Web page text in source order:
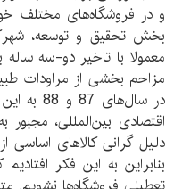
و در فروشگاه‌های مختلف
بخش تحقیق و توسعه،
معمولا با تاخیر دو‌-سه
مزاحم بخشی از مراودات
در
اقتصادی بین‌المللی،
دلیل گرانی کالا‌های اساسی
بنابراین به این فکر